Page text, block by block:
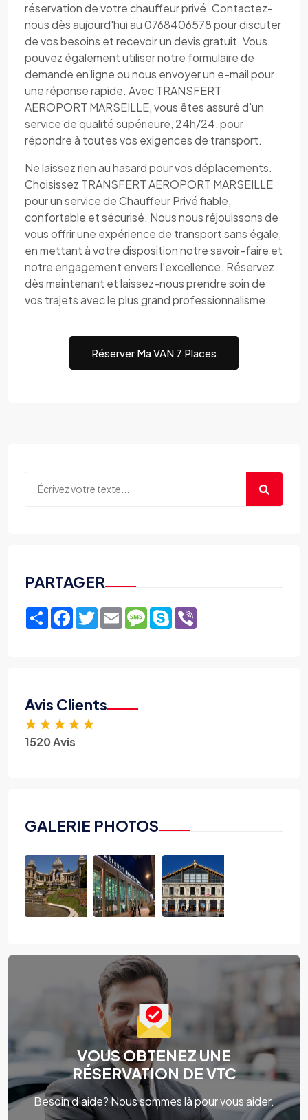
réservation de votre chauffeur privé. Contactez-
nous dès aujourd'hui au 0768406578 pour discuter
de vos besoins et recevoir un devis gratuit. Vous
pouvez également utiliser notre formulaire de
demande en ligne ou nous envoyer un e-mail pour
une réponse rapide. Avec TRANSFERT
AEROPORT MARSEILLE, vous êtes assuré d'un
service de qualité supérieure, 24h/24, pour
répondre à toutes vos exigences de transport.
Ne laissez rien au hasard pour vos déplacements.
Choisissez TRANSFERT AEROPORT MARSEILLE
pour un service de Chauffeur Privé fiable,
confortable et sécurisé. Nous nous réjouissons de
vous offrir une expérience de transport sans égale,
en mettant à votre disposition notre savoir-faire et
notre engagement envers l'excellence. Réservez
dès maintenant et laissez-nous prendre soin de
vos trajets avec le plus grand professionnalisme.
Réserver Ma VAN 7 Places
PARTAGER
ShareFacebook
TwitterEmailMessage
Skype
Avis Clients
★ ★ ★ ★ ★
1520 Avis
GALERIE PHOTOS
VOUS OBTENEZ UNE
RÉSERVATION DE VTC
Besoin d'aide? Nous sommes là pour vous aider.